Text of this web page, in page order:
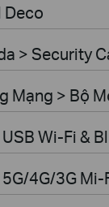
Deco
> Security
Mạng > Bộ
Wi-Fi &
4G/3G Mi-